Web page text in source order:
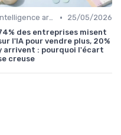
Intelligence artificielle en vente •
25/05/2026
des entreprises misent
l'IA pour vendre plus, 20%
arrivent : pourquoi l'écart
creuse